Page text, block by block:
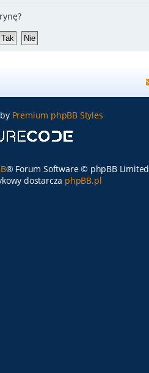
Premium phpBB Styles
® Forum Software © phpBB Limited
dostarcza phpBB.pl